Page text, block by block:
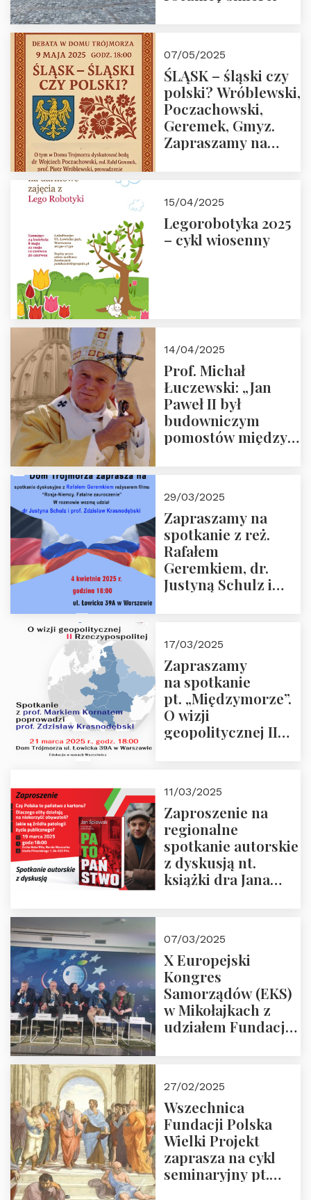
07/05/2025
ŚLĄSK – śląski czy
polski? Wróblewski,
Poczachowski,
Geremek, Gmyz.
Zapraszamy na
Trójmorza.
15/04/2025
Legorobotyka 2025
– cykl wiosenny
14/04/2025
Prof. Michał
Łuczewski: „Jan
Paweł II był
budowniczym
pomostów między
29/03/2025
Zapraszamy na
spotkanie z reż.
Rafałem
Geremkiem, dr.
Justyną Schulz i
“Rosja-Niemcy…”
17/03/2025
Zapraszamy
na spotkanie
pt. „Międzymorze”.
O wizji
geopolitycznej II
i prof.
Krasnodębski
11/03/2025
Zaproszenie na
regionalne
spotkanie autorskie
z dyskusją nt.
książki dra Jana
07/03/2025
X Europejski
Kongres
Samorządów (EKS)
w Mikołajkach z
udziałem Fundacji
27/02/2025
Wszechnica
Fundacji Polska
Wielki Projekt
zaprasza na cykl
seminaryjny pt.